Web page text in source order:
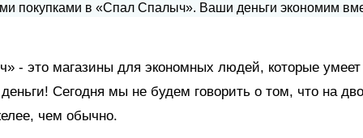
- это магазины для экономных людей, которые
Сегодня мы не будем говорить о том, что на
чем обычно.